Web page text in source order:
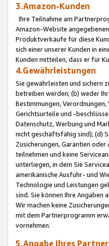
3.Amazon-Kunden
Ihre Teilnahme am
Amazon-Website
Produktverkäufe für diese
sich einer unserer Kunden in
Kunden mitteilen, dass er für
4.Gewährleistungen
Sie gewährleisten und sichern
betreiben werden; (b) weder
Bestimmungen,
Gerichtsurteile und -
Datenschutz, Werbung und
nicht geschäftsfähig sind); (d)
Zusicherungen, Garantien
teilnehmen und keine
unterliegen, in dem Sie
amerikanische Ausfuhr- und
Technologie und Leistungen
sind. Sie können Ihre Angaben
Wir machen keine
mit dem Partnerprogramm
vornehmen.
5.Angabe Ihres